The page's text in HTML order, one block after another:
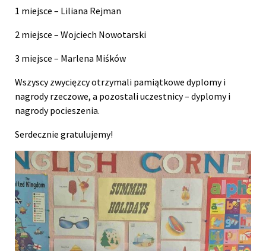
1 miejsce – Liliana Rejman
2 miejsce – Wojciech Nowotarski
3 miejsce – Marlena Miśków
Wszyscy zwycięzcy otrzymali pamiątkowe dyplomy i
nagrody rzeczowe, a pozostali uczestnicy – dyplomy i
nagrody pocieszenia.
Serdecznie gratulujemy!